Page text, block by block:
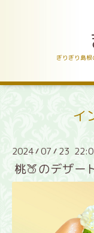
ぎりぎり島根
イ
2024/07 / 23
桃🍑のデザー